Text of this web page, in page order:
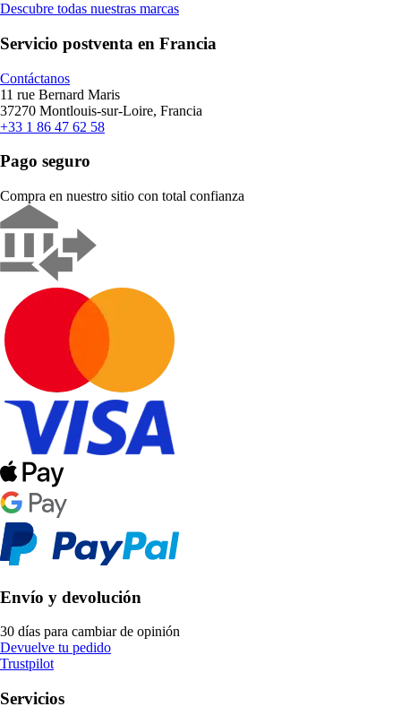
Descubre todas nuestras marcas
Servicio postventa en Francia
Contáctanos
11 rue Bernard Maris
37270 Montlouis-sur-Loire, Francia
+33 1 86 47 62 58
Pago seguro
Compra en nuestro sitio con total confianza
Envío y devolución
30 días para cambiar de opinión
Devuelve tu pedido
Trustpilot
Servicios